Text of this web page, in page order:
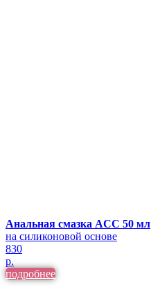
Анальная смазка ACC 50 мл
на силиконовой основе
830
р.
подробнее